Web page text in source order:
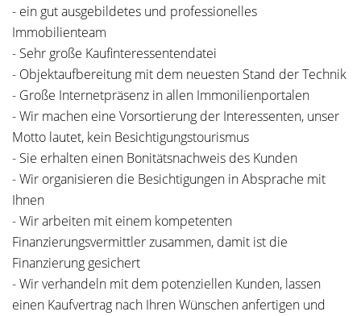
- ein gut ausgebildetes und professionelles
Immobilienteam
- Sehr große Kaufinteressentendatei
- Objektaufbereitung mit dem neuesten Stand der Technik
- Große Internetpräsenz in allen Immonilienportalen
- Wir machen eine Vorsortierung der Interessenten, unser
Motto lautet, kein Besichtigungstourismus
- Sie erhalten einen Bonitätsnachweis des Kunden
- Wir organisieren die Besichtigungen in Absprache mit
Ihnen
- Wir arbeiten mit einem kompetenten
Finanzierungsvermittler zusammen, damit ist die
Finanzierung gesichert
- Wir verhandeln mit dem potenziellen Kunden, lassen
einen Kaufvertrag nach Ihren Wünschen anfertigen und